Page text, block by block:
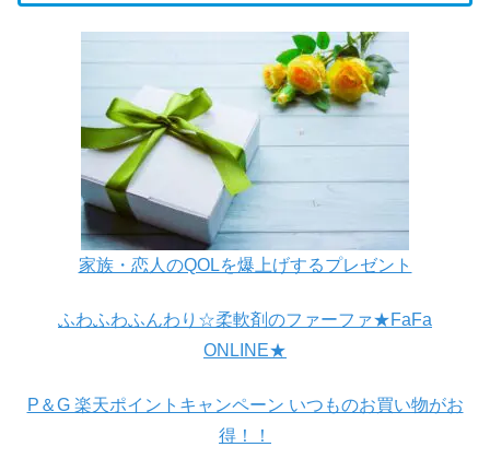
家族・恋人のQOLを爆上げするプレゼント
ふわふわふんわり☆柔軟剤のファーファ★FaFa
ONLINE★
P＆G 楽天ポイントキャンペーン いつものお買い物がお
得！！